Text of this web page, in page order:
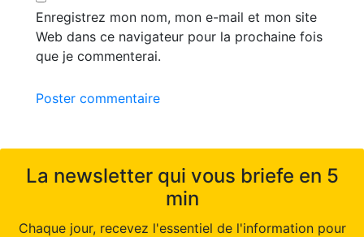
Enregistrez mon nom, mon e-mail et mon site
Web dans ce navigateur pour la prochaine fois
que je commenterai.
Poster commentaire
La newsletter qui vous briefe en 5
min
Chaque jour, recevez l'essentiel de l'information pour